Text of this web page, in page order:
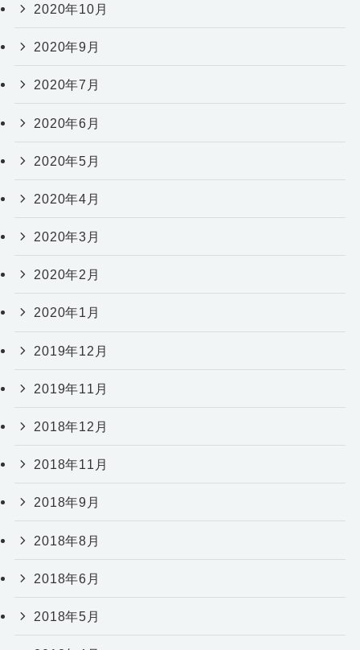
2020年10月
2020年9月
2020年7月
2020年6月
2020年5月
2020年4月
2020年3月
2020年2月
2020年1月
2019年12月
2019年11月
2018年12月
2018年11月
2018年9月
2018年8月
2018年6月
2018年5月